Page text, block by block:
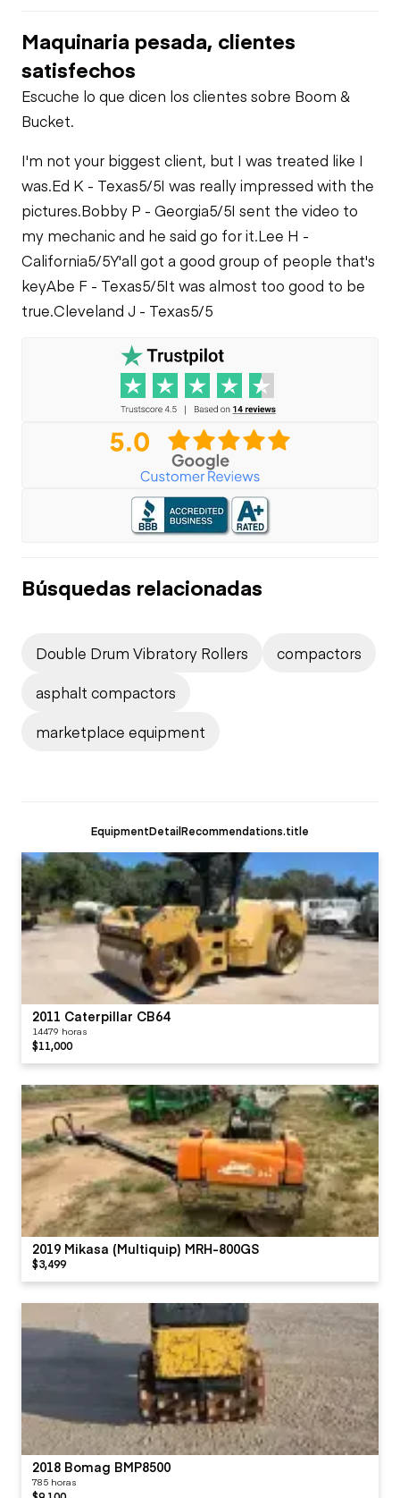
Maquinaria pesada, clientes
satisfechos
Escuche lo que dicen los clientes sobre Boom &
Bucket.
I'm not your biggest client, but I was treated like I
was.Ed K - Texas5/5I was really impressed with the
pictures.Bobby P - Georgia5/5I sent the video to
my mechanic and he said go for it.Lee H -
California5/5Y'all got a good group of people that's
keyAbe F - Texas5/5It was almost too good to be
true.Cleveland J - Texas5/5
Búsquedas relacionadas
Double Drum Vibratory Rollers
compactors
asphalt compactors
marketplace equipment
EquipmentDetailRecommendations.title
2011 Caterpillar CB64
14479 horas
$11,000
2019 Mikasa (Multiquip) MRH-800GS
$3,499
2018 Bomag BMP8500
785 horas